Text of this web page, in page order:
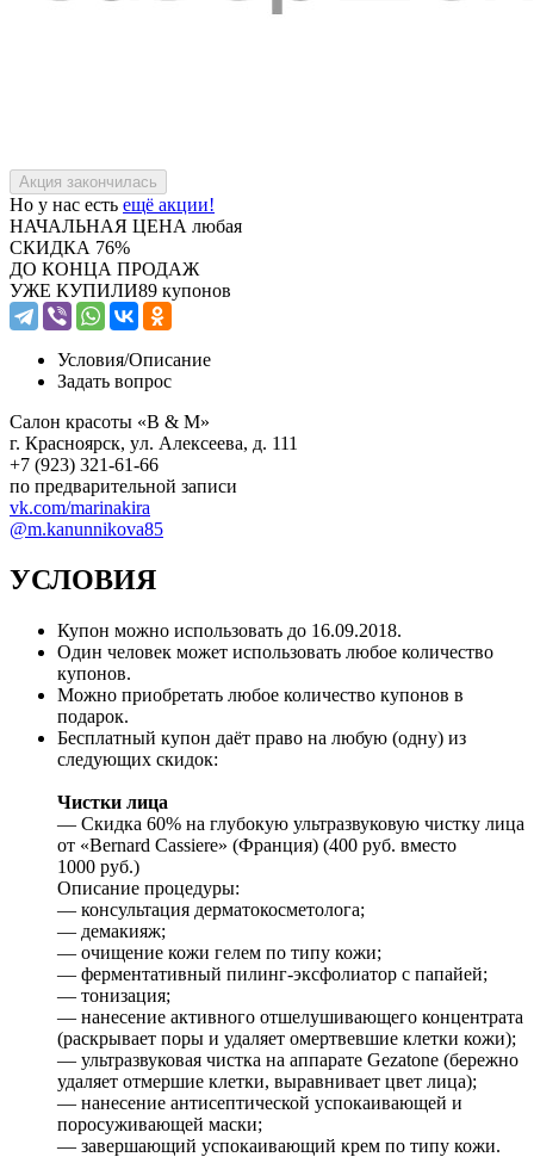
Но у нас есть ещё акции!
НАЧАЛЬНАЯ ЦЕНА любая
СКИДКА 76%
ДО КОНЦА ПРОДАЖ
УЖЕ КУПИЛИ89 купонов
Условия/Описание
Задать вопрос
Салон красоты «B & M»
г. Красноярск, yл. Алексеева, д. 111
+7 (923) 321-61-66
по предварительной записи
vk.com/marinakira
@m.kanunnikova85
УСЛОВИЯ
Купон можно использовать до 16.09.2018.
Один человек может использовать любое количество
купонов.
Можно приобретать любое количество купонов в
подарок.
Бесплатный купон даёт право на любую (одну) из
следующих скидок:
Чистки лица
— Скидка 60% на глубокую ультразвуковую чистку лица
от «Bernard Cassiere» (Франция) (400 руб. вместо
1000 руб.)
Описание процедуры:
— консультация дерматокосметолога;
— демакияж;
— очищение кожи гелем по типу кожи;
— ферментативный пилинг-эксфолиатор с папайей;
— тонизация;
— нанесение активного отшелушивающего концентрата
(раскрывает поры и удаляет омертвевшие клетки кожи);
— ультразвуковая чистка на аппарате Gezatone (бережно
удаляет отмершие клетки, выравнивает цвет лица);
— нанесение антисептической успокаивающей и
поросуживающей маски;
— завершающий успокаивающий крем по типу кожи.